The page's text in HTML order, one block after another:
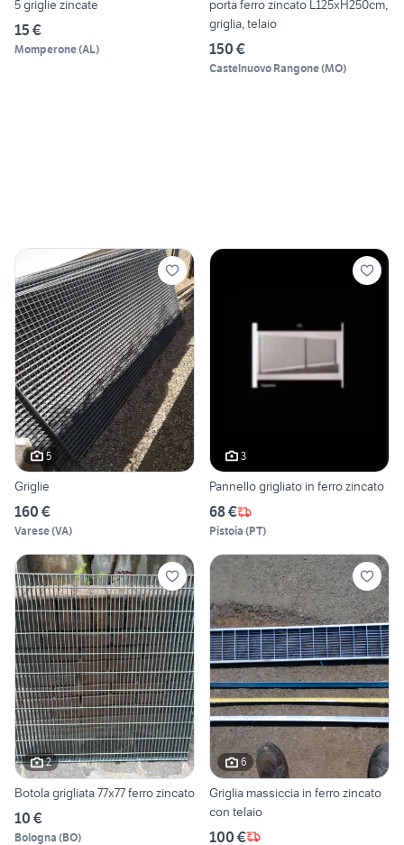
5 griglie zincate
15 €
Momperone(AL)
porta ferro zincato L125xH250cm,
griglia, telaio
150 €
Castelnuovo Rangone(MO)
5
Griglie
160 €
Varese(VA)
3
Pannello grigliato in ferro zincato
68 €
Pistoia (PT)
2
Botola grigliata 77x77 ferro zincato
10 €
Bologna (BO)
6
Griglia massiccia in ferro zincato
con telaio
100 €